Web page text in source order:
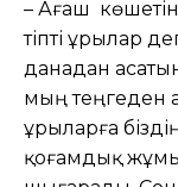
– Ағаш
тіпті ұрылар
данадан
мың теңгеден
ұрыларға
қоғамдық